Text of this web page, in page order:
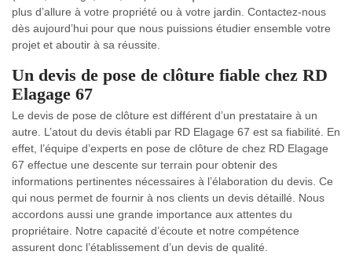
plus d’allure à votre propriété ou à votre jardin. Contactez-nous
dès aujourd’hui pour que nous puissions étudier ensemble votre
projet et aboutir à sa réussite.
Un devis de pose de clôture fiable chez RD
Elagage 67
Le devis de pose de clôture est différent d’un prestataire à un
autre. L’atout du devis établi par RD Elagage 67 est sa fiabilité. En
effet, l’équipe d’experts en pose de clôture de chez RD Elagage
67 effectue une descente sur terrain pour obtenir des
informations pertinentes nécessaires à l’élaboration du devis. Ce
qui nous permet de fournir à nos clients un devis détaillé. Nous
accordons aussi une grande importance aux attentes du
propriétaire. Notre capacité d’écoute et notre compétence
assurent donc l’établissement d’un devis de qualité.